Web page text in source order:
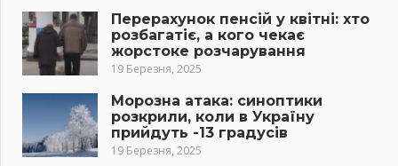
Перерахунок пенсій у квітні: хто
розбагатіє, а кого чекає
жорстоке розчарування
19 Березня, 2025
Морозна атака: синоптики
розкрили, коли в Україну
прийдуть -13 градусів
19 Березня, 2025